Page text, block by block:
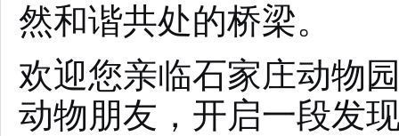
然和谐共处的桥梁。
欢迎您亲临石家庄动物
动物朋友，开启一段发